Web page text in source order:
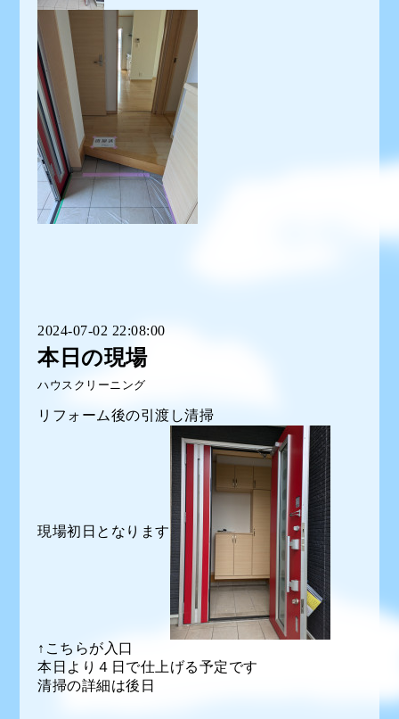
2024-07-02 22:08:00
本日の現場
ハウスクリーニング
リフォーム後の引渡し清掃
現場初日となります
↑こちらが入口
本日より４日で仕上げる予定です
清掃の詳細は後日